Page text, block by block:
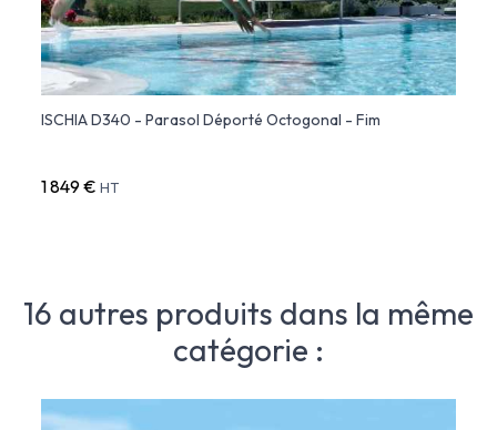
ISCHIA D340 - Parasol Déporté Octogonal - Fim
1 849 € HT
16 autres produits dans la même
catégorie :